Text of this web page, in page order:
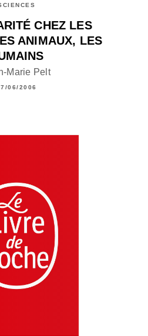
CHEZ LES
ANIMAUX, LES
Marie Pelt
06/2006